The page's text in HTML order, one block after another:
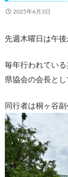
2025年6月3日
先週木曜日は午
毎年行われてい
県協会の会長とし
同行者は桐ヶ谷